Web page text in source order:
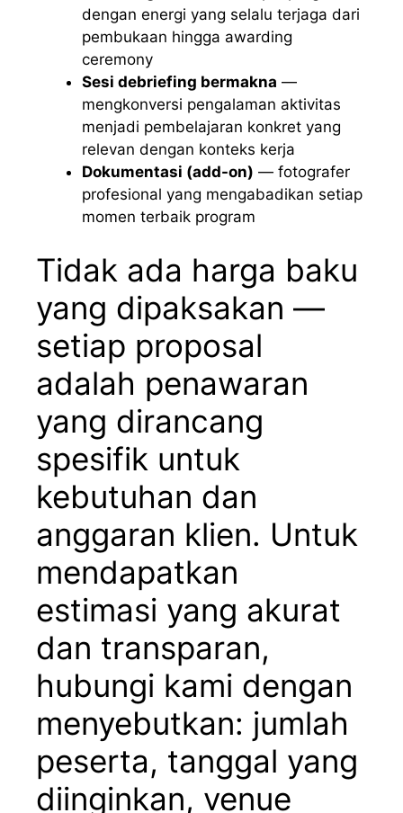
dengan energi yang selalu terjaga dari
pembukaan hingga awarding
ceremony
Sesi debriefing bermakna —
mengkonversi pengalaman aktivitas
menjadi pembelajaran konkret yang
relevan dengan konteks kerja
Dokumentasi (add-on) — fotografer
profesional yang mengabadikan setiap
momen terbaik program
Tidak ada harga baku
yang dipaksakan —
setiap proposal
adalah penawaran
yang dirancang
spesifik untuk
kebutuhan dan
anggaran klien. Untuk
mendapatkan
estimasi yang akurat
dan transparan,
hubungi kami dengan
menyebutkan: jumlah
peserta, tanggal yang
diinginkan, venue